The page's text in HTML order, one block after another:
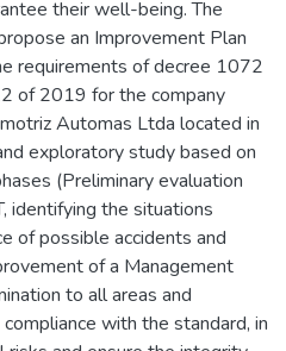
their well-being. The
an Improvement Plan
requirements of decree 1072
of 2019 for the company
Automas Ltda located in
exploratory study based on
(Preliminary evaluation
identifying the situations
of possible accidents and
of a Management
to all areas and
with the standard, in